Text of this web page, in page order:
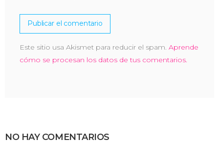
Este sitio usa Akismet para reducir el spam. Aprende
cómo se procesan los datos de tus comentarios.
NO HAY COMENTARIOS